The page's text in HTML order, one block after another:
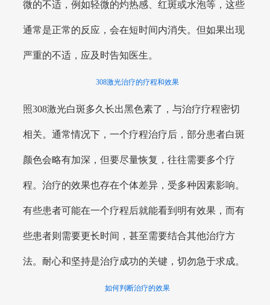
微的不适，例如轻微的灼热感、红斑或水泡等，这些
通常是正常的反应，会在短时间内消失。但如果出现
严重的不适，应及时告知医生。
308激光治疗的疗程和效果
照308激光白斑多久长出黑色素了，与治疗疗程密切
相关。通常情况下，一个疗程治疗后，部分患者白斑
颜色会略有加深，但要尽量恢复，往往需要多个疗
程。治疗的效果也存在个体差异，受多种因素影响。
有些患者可能在一个疗程后就能看到明有效果，而有
些患者则需要更长时间，甚至需要结合其他治疗方
法。耐心和坚持是治疗成功的关键，切勿急于求成。
如何判断治疗的效果